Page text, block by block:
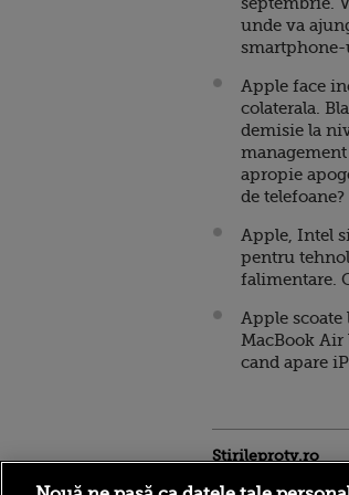
unde va
Apple face
colaterala.
demisie la
apropie
de telefoane?
Apple, Intel
pentru
falimentare.
Apple scoate
MacBook
cand apare
Stirileprotv.ro